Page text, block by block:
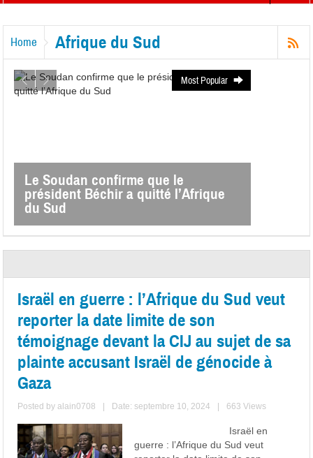
Home Afrique du Sud
Most Popular
Le Soudan confirme que le
président Béchir a quitté l’Afrique
du Sud
Israël en guerre : l’Afrique du Sud veut
reporter la date limite de son
témoignage devant la CIJ au sujet de sa
plainte accusant Israël de génocide à
Gaza
Posted byalain0708 Date: septembre 10, 2024 663 Views
Israël en
guerre : l’Afrique du Sud veut